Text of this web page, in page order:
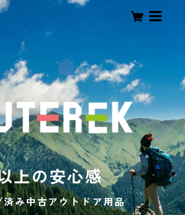
上の安心感
済み中古アウトドア用品